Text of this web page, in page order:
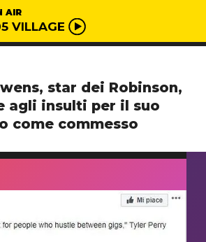
AIR
VILLAGE
star dei Robinson,
agli insulti per il suo
come commesso